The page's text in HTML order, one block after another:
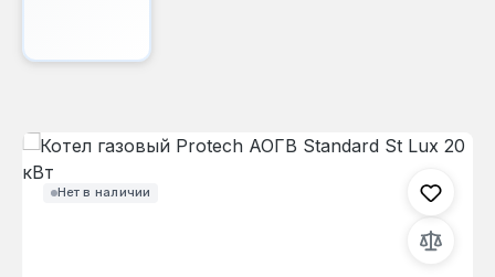
Нет в наличии
Пропустить галерею изображений